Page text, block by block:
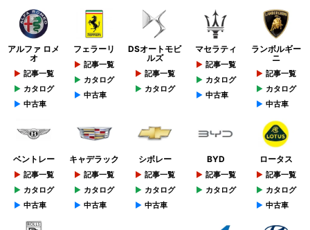
アルファ ロメ
オ
記事一覧
カタログ
中古車
フェラーリ
記事一覧
カタログ
中古車
DSオートモビ
ルズ
記事一覧
カタログ
マセラティ
記事一覧
カタログ
中古車
ランボルギー
ニ
記事一覧
カタログ
中古車
ベントレー
記事一覧
カタログ
中古車
キャデラック
記事一覧
カタログ
中古車
シボレー
記事一覧
カタログ
中古車
BYD
記事一覧
カタログ
ロータス
記事一覧
カタログ
中古車